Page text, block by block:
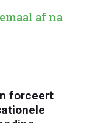
af na
forceert